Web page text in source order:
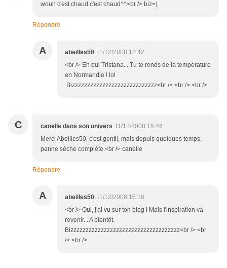
wouh c'est chaud c'est chaud^^<br /> biz=)
Répondre
A abeilles50 11/12/2008 18:42
<br /> Eh oui Tristana... Tu te rends de la température
en Normandie ! lol
Bizzzzzzzzzzzzzzzzzzzzzzzzzzzz<br /> <br /> <br />
C canelle dans son univers 11/12/2008 15:46
Merci Abeilles50, c'est gentil, mais depuis quelques temps,
panne sèche complète.<br /> canelle
Répondre
A abeilles50 11/12/2008 16:16
<br /> Oui, j'ai vu sur ton blog ! Mais l'inspiration va
revenir... A bientôt.
Bizzzzzzzzzzzzzzzzzzzzzzzzzzzzzzzzzzzz<br /> <br
/> <br />